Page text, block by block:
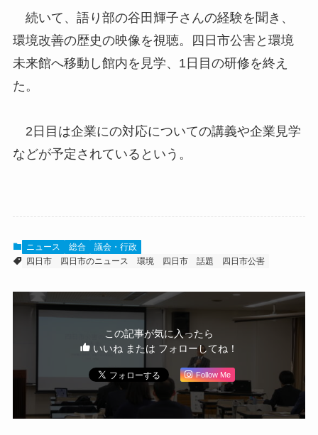
続いて、語り部の谷田輝子さんの経験を聞き、
環境改善の歴史の映像を視聴。四日市公害と環境
未来館へ移動し館内を見学、1日目の研修を終え
た。
2日目は企業にの対応についての講義や企業見学
などが予定されているという。
ニュース 総合
議会・行政
四日市
四日市のニュース 環境 四日市 話題 四日市公害
この記事が気に入ったら
いいね または フォローしてね！
Follow Me